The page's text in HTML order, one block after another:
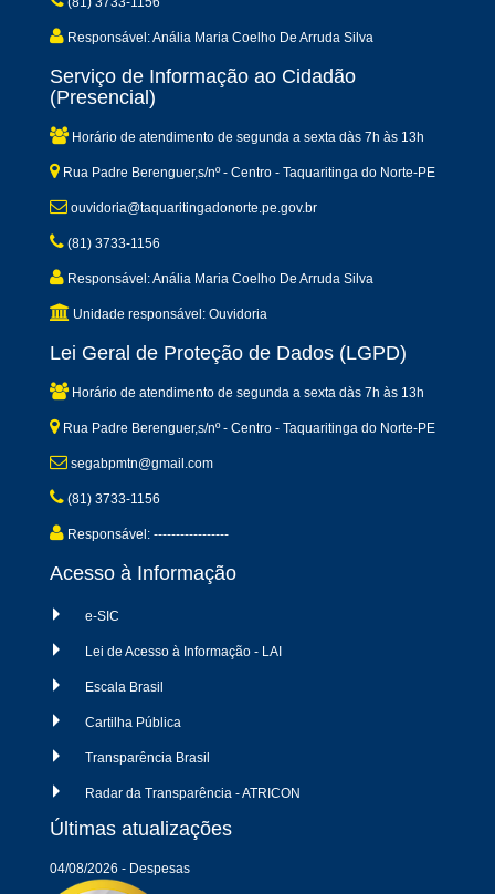
Responsável: Anália Maria Coelho De Arruda Silva
Serviço de Informação ao Cidadão
(Presencial)
Horário de atendimento de segunda a sexta dàs 7h às 13h
Rua Padre Berenguer,s/nº - Centro - Taquaritinga do Norte-PE
ouvidoria@taquaritingadonorte.pe.gov.br
(81) 3733-1156
Responsável: Anália Maria Coelho De Arruda Silva
Unidade responsável: Ouvidoria
Lei Geral de Proteção de Dados (LGPD)
Horário de atendimento de segunda a sexta dàs 7h às 13h
Rua Padre Berenguer,s/nº - Centro - Taquaritinga do Norte-PE
segabpmtn@gmail.com
(81) 3733-1156
Responsável: -----------------
Acesso à Informação
e-SIC
Lei de Acesso à Informação - LAI
Escala Brasil
Cartilha Pública
Transparência Brasil
Radar da Transparência - ATRICON
Últimas atualizações
04/08/2026 - Despesas